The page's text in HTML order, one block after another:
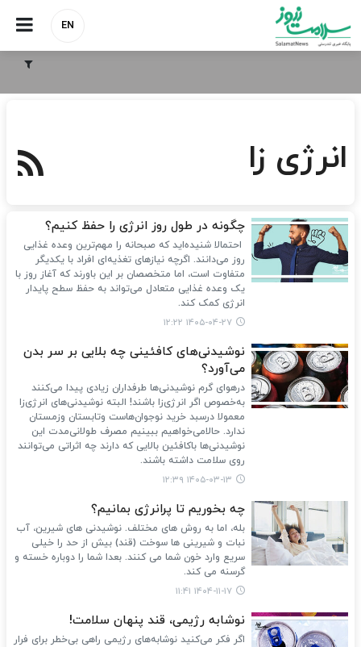
EN
انرژی زا
چگونه در طول روز انرژی را حفظ کنیم؟
احتمالا شنیده‌اید که صبحانه را مهم‌ترین وعده غذایی
روز می‌دانند. اگرچه نیازهای تغذیه‌ای افراد با یکدیگر
متفاوت است، اما متخصصان بر این باورند که آغاز روز با
یک وعده غذایی متعادل می‌تواند به حفظ سطح پایدار
انرژی کمک کند.
۱۴۰۵-۰۴-۲۷ ۱۲:۲۲
نوشیدنی‌های کافئینی چه بلایی بر سر بدن
می‌آورد؟
درهوای گرم نوشیدنی‌ها طرفداران زیادی پیدا می‌کنند
به‌خصوص اگر انرژی‌زا باشند! البته نوشیدنی‌های انرژی‌زا
معمولا درسبد خرید نوجوان‌هاست وتابستان وزمستان
ندارد. حالامی‌خواهیم ببینیم مصرف طولانی‌مدت این
نوشیدنی‌ها باکافئین بالایی که دارند چه اثراتی می‌توانند
روی سلامت داشته باشند.
۱۴۰۵-۰۳-۱۳ ۱۲:۳۹
چه بخوریم تا پرانرژی بمانیم؟
بله، اما به روش های مختلف. نوشیدنی های شیرین، آب
نبات و شیرینی ها سوخت (قند) بیش از حد را خیلی
سریع وارد خون شما می کنند. بعدا شما را دوباره خسته و
گرسنه می کند.
۱۴۰۴-۱۱-۱۷ ۱۱:۴۱
نوشابه رژیمی، قند پنهان سلامت!
اگر فکر می‌کنید نوشابه‌های رژیمی راهی بی‌خطر برای فرار